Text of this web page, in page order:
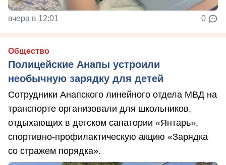
вчера в 12:01 0
Общество
Полицейские Анапы устроили
необычную зарядку для детей
Сотрудники Анапского линейного отдела МВД на
транспорте организовали для школьников,
отдыхающих в детском санатории «Янтарь»,
спортивно-профилактическую акцию «Зарядка
со стражем порядка».